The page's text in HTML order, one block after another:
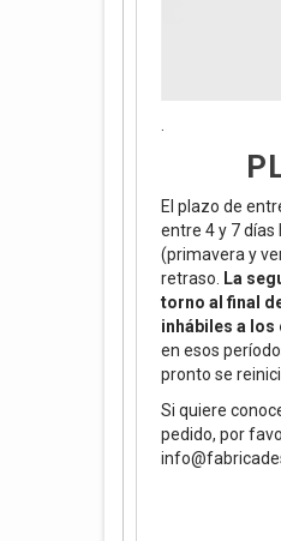
.
El plazo de
entre 4 y 7
(primavera y
retraso. La
torno al final
inhábiles a los
en esos
pronto se
Si quiere
pedido, por